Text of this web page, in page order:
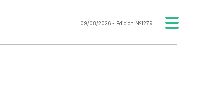
09/08/2026 - Edición Nº1279